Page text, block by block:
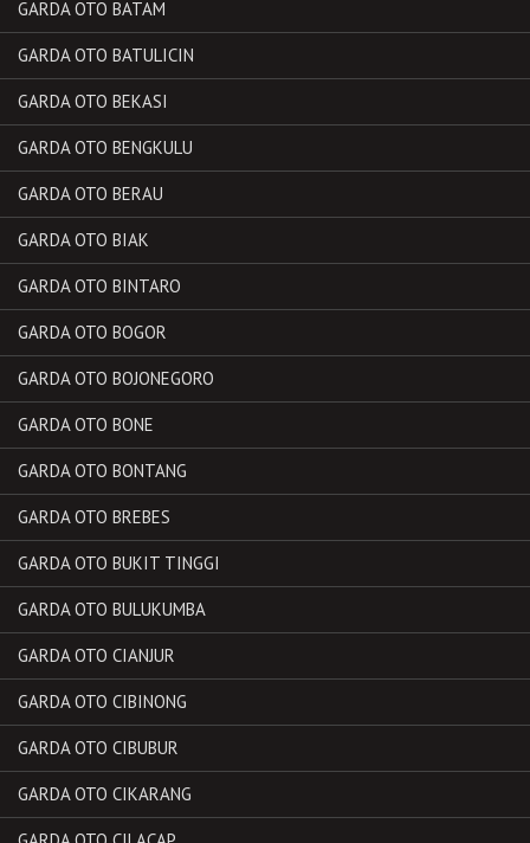
GARDA OTO BATAM
GARDA OTO BATULICIN
GARDA OTO BEKASI
GARDA OTO BENGKULU
GARDA OTO BERAU
GARDA OTO BIAK
GARDA OTO BINTARO
GARDA OTO BOGOR
GARDA OTO BOJONEGORO
GARDA OTO BONE
GARDA OTO BONTANG
GARDA OTO BREBES
GARDA OTO BUKIT TINGGI
GARDA OTO BULUKUMBA
GARDA OTO CIANJUR
GARDA OTO CIBINONG
GARDA OTO CIBUBUR
GARDA OTO CIKARANG